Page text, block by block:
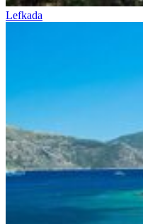
Lefkada